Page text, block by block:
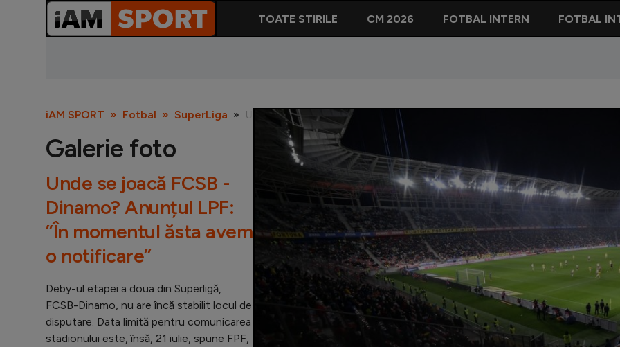
TOATE STIRILE CM 2026 FOTBAL INTERN FOTBAL
iAM SPORT Fotbal SuperLiga Unde se joacă FCSB - Dinamo? Anunțul LPF: ”În momentul ăsta avem o
Galerie foto
Unde se joacă FCSB -
Dinamo? Anunțul LPF:
”În momentul ăsta avem
o notificare”
Deby-ul etapei a doua din Superligă,
FCSB-Dinamo, nu are încă stabilit locul de
disputare. Data limită pentru comunicarea
stadionului este, însă, 21 iulie, spune FPF,